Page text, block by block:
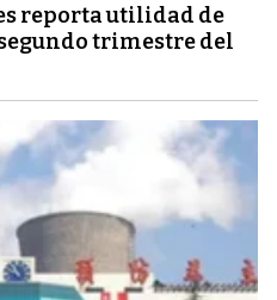
reporta utilidad de
trimestre del